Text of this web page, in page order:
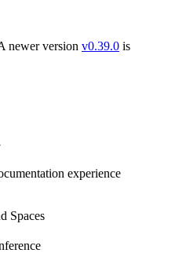
newer version v0.39.0 is
experience
Spaces